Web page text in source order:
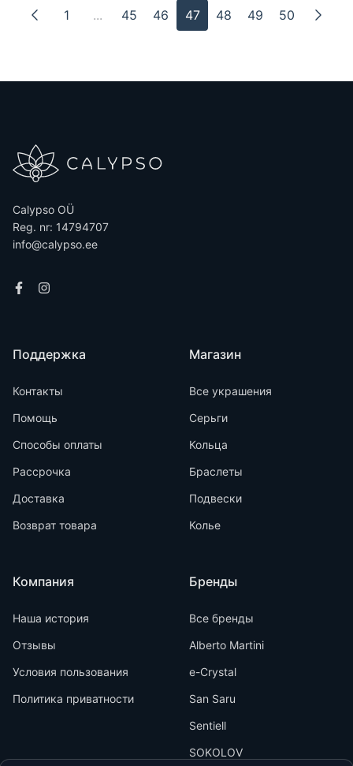
1 ... 45 46 47 48 49 50
Calypso OÜ
Reg. nr: 14794707
info@calypso.ee
Поддержка
Контакты
Помощь
Способы оплаты
Рассрочка
Доставка
Возврат товара
Компания
Наша история
Отзывы
Условия пользования
Политика приватности
Магазин
Все украшения
Серьги
Кольца
Браслеты
Подвески
Колье
Бренды
Все бренды
Alberto Martini
e-Crystal
San Saru
Sentiell
SOKOLOV